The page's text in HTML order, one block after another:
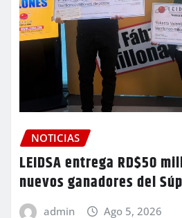
NOTICIAS
LEIDSA entrega RD$50
nuevos ganadores del
admin Ago 5, 2026